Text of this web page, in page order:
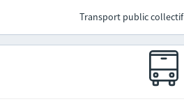
Transport public collectif